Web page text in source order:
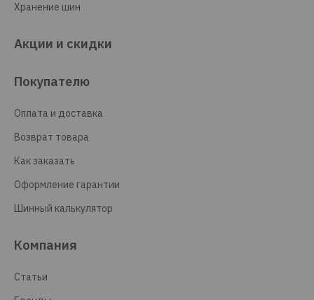
Хранение шин
Акции и скидки
Покупателю
Оплата и доставка
Возврат товара
Как заказать
Оформление гарантии
Шинный калькулятор
Компания
Статьи